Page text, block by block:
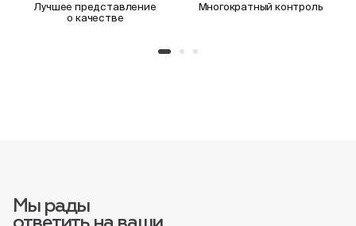
Лучшее представление
о качестве
Многократный контроль
Мы рады